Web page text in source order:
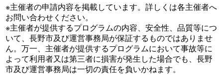
※主催者の申請内容を掲載しています。詳しくは各主催者へ
お問い合わせください。
※主催者が提供するプログラムの内容、安全性、品質等につ
いて、長野市及び運営事務局が保証するものではありませ
ん。万一、主催者が提供するプログラムにおいて事故等に
よって利用者又は第三者に損害が発生した場合でも、長野
市及び運営事務局は一切の責任を負いかねます。